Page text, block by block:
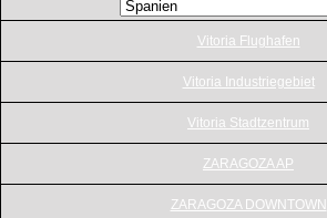
Vitoria Flughafen
Vitoria Industriegebiet
Vitoria Stadtzentrum
ZARAGOZA AP
ZARAGOZA DOWNTOWN